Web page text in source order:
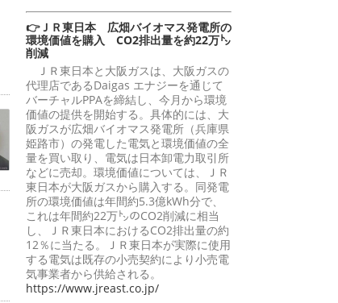
👉ＪＲ東日本 広畑バイオマス発電所の
環境価値を購入 CO2排出量を約22万㌧
削減
ＪＲ東日本と大阪ガスは、大阪ガスの
代理店であるDaigas エナジーを通じて
バーチャルPPAを締結し、今月から環境
価値の提供を開始する。具体的には、大
阪ガスが広畑バイオマス発電所（兵庫県
姫路市）の発電した電気と環境価値の全
量を買い取り、電気は日本卸電力取引所
などに売却。環境価値については、ＪＲ
東日本が大阪ガスから購入する。同発電
所の環境価値は年間約5.3億kWh分で、
これは年間約22万㌧のCO2削減に相当
し、ＪＲ東日本におけるCO2排出量の約
12％に当たる。ＪＲ東日本が実際に使用
する電気は既存の小売契約により小売電
気事業者から供給される。
https://www.jreast.co.jp/